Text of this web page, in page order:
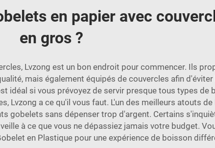
en papier avec
en gros ?
Lvzong est un bon endroit pour commencer. Ils
mais également équipés de couvercles afin
idéal si vous prévoyez de servir presque tous types de
Lvzong a ce qu'il vous faut. L'un des meilleurs atouts
gobelets sans dépenser trop d'argent. Certains
à ce que vous ne dépassiez jamais votre budget.
en Plastique pour une expérience de boisson